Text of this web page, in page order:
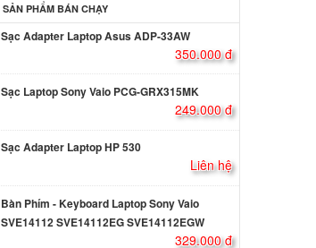
SẢN PHẨM BÁN CHẠY
Sạc Adapter Laptop Asus ADP-33AW
350.000 đ
Sạc Laptop Sony Vaio PCG-GRX315MK
249.000 đ
Sạc Adapter Laptop HP 530
Liên hệ
Bàn Phím - Keyboard Laptop Sony Vaio
SVE14112 SVE14112EG SVE14112EGW
329.000 đ